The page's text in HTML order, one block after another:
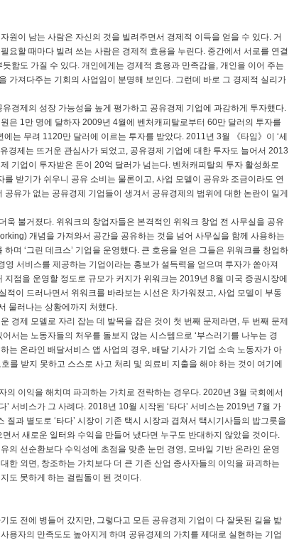
원이 남는 사람은 자신의 것을 빌려주면서 경제적 이득을 얻을 수 있다. 거
요할 때마다 빌려 쓰는 사람은 경제적 효용을 누린다. 중간에서 서로를 연결
함도 가질 수 있다. 개인에게는 경제적 효용과 만족감을, 개인을 이어 주는
가져다주는 기회의 사업임이 분명해 보인다. 그런데 바로 그 경제적 실리가
경제의 성장 가능성을 높게 평가하고 공유경제 기업에 과감하게 투자했다.
은 1만 명에 달하자 2009년 4월에 벤처캐피탈로부터 60만 달러의 투자를
는 무려 1120만 달러에 이르는 투자를 받았다. 2011년 3월 《타임》이 ‘세
경제는 뜨거운 관심사가 되었고, 공유경제 기업에 대한 투자도 늘어서 2013
기업이 투자받은 돈이 20억 달러가 넘는다. 벤처캐피탈의 투자 활성화로
받기가 쉬우니 공유 소비는 물론이고, 사업 모델이 공유와 조금이라도 연
유가 없는 공유경제 기업들이 생겨서 공유경제의 범위에 대한 논란이 일게
불거졌다. 위워크의 창업자들은 본격적인 위워크 창업 전 사무실을 공유
개념을 가져와서 공간을 공유하는 것을 넘어 사무실을 함께 사용하는
며 ‘그린 데크스’ 기업을 운영했다. 큰 호응을 얻은 그들은 위워크를 창업하
서비스를 제공하는 기업이라는 홍보가 설득력을 얻으며 투자가 쏟아져
점을 운영할 정도로 규모가 커지가 위워크는 2019년 8월 미국 증권시장에
이 드러나면서 위워크를 바라보는 시선은 차가워졌고, 사업 모델이 부동
물러나는 상황에까지 처했다.
경제 모델로 자리 잡는 데 발목을 잡은 것이 첫 번째 문제라면, 두 번째 문제
서는 노동자들의 처우를 돌보지 않는 시스템으로 ‘부스러기를 나누는 경
는 온라인 배달서비스 앱 사업의 경우, 배달 기사가 기업 소속 노동자가 아
를 받지 못하고 스스로 사고 처리 및 의료비 지출을 해야 하는 것이 여기에
이익을 해치며 파괴하는 가치로 전락하는 경우다. 2020년 3월 국회에서
’ 서비스가 그 사례다. 2018년 10월 시작된 ‘타다’ 서비스는 2019년 7월 가
과 별도로 ‘타다’ 시장이 기존 택시 시장과 겹쳐서 택시기사들의 밥그릇을
서 새로운 일터와 수익을 만들어 냈다면 누구도 반대하지 않았을 것이다.
의 선순환보다 수익성에 초점을 맞춘 눈먼 경영, 모바일 기반 온라인 운영
한 외면, 창조하는 가치보다 더 큰 기존 산업 종사자들의 이익을 파괴하는
도 못하게 하는 걸림돌이 된 것이다.
도 전에 병들어 갔지만, 그렇다고 모든 공유경제 기업이 다 잘못된 길을 밟
용자의 만족도도 높아지게 하며 공유경제의 가치를 제대로 실현하는 기업